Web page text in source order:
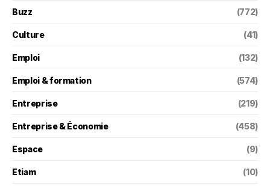
Buzz (772)
Culture (41)
Emploi (132)
Emploi & formation (574)
Entreprise (219)
Entreprise & Économie (458)
Espace (9)
Etiam (10)